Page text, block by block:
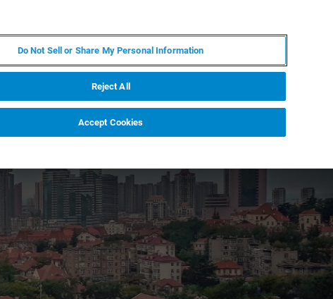
Do Not Sell or Share My Personal Information
Reject All
Accept Cookies